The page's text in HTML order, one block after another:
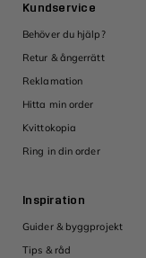
Kundservice
Behöver du hjälp?
Retur & ångerrätt
Reklamation
Hitta min order
Kvittokopia
Ring in din order
Inspiration
Guider & byggprojekt
Tips & råd